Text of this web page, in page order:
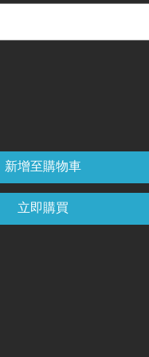
新增至購物車
立即購買